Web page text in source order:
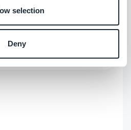
selection
Deny
sua visibilidade: as histórias
que escolhemos e
Contadora de histórias de
dias a tornar o nosso app
mais